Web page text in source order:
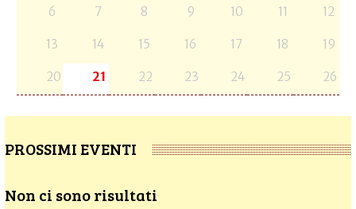
6 7 8 9 10 11 12
13 14 15 16 17 18 19
20 21 22 23 24 25 26
PROSSIMI EVENTI
Non ci sono risultati